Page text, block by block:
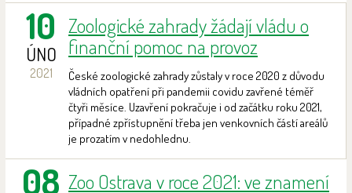
10
ÚNO
2021
Zoologické zahrady žádají vládu o
finanční pomoc na provoz
České zoologické zahrady zůstaly v roce 2020 z důvodu
vládních opatření při pandemii covidu zavřené téměř
čtyři měsíce. Uzavření pokračuje i od začátku roku 2021,
případné zpřístupnění třeba jen venkovních částí areálů
je prozatím v nedohlednu.
08 Zoo Ostrava v roce 2021: ve znamení